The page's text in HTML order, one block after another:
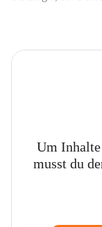
Um
musst du